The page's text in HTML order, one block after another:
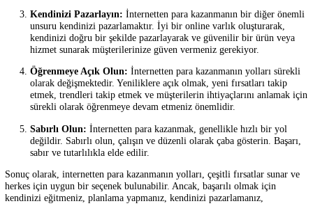
Bu sadece birkaç örnek; internetten para kazanmanın birçok yolu
Hangi yöntemi seçerseniz seçin, internetten para kazanmanın temel
prensiplerini anlamak, sabırlı ve öz disiplinli olmak başarınız için
Ayrıca, internetten para kazanmanın yolları hızlı ve kolay bir
yolunu vaat etmez. Sabır, disiplin ve çalışma gerektirir.
Aşağıda, internetten para kazanmanın başarılı olmanız için yapmanız
Kendinizi Eğitin: İnternetten para kazanmanın farklı yolları,
beceri setleri ve bilgi gerektirir. Bu nedenle, seçtiğiniz alanda
kendinizi eğitmeniz gerekiyor. İnternet üzerindeki birçok
eğitim materyali ve kurslar size yardımcı olabilir.